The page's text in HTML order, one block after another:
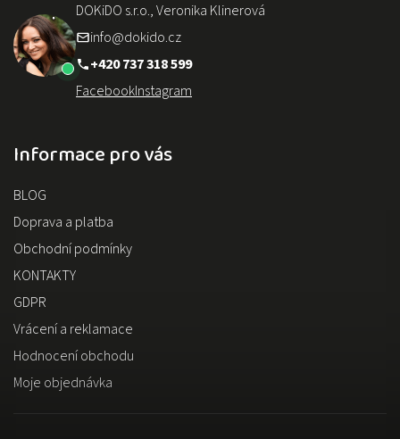
Informace pro vás
BLOG
Doprava a platba
Obchodní podmínky
KONTAKTY
GDPR
Vrácení a reklamace
Hodnocení obchodu
Moje objednávka
DOKiDO s.r.o., Veronika Klinerová
info@dokido.cz
+420 737 318 599
FacebookInstagram